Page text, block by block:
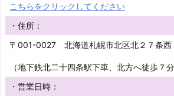
こちらをクリックしてください
・住所：
〒001-0027 北海道札幌市北区北２７条西
（地下鉄北二十四条駅下車、北方へ徒歩７分
・営業日時：